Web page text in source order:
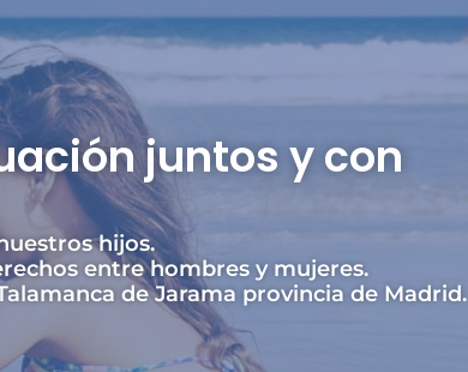
juntos y con
hijos.
entre hombres y mujeres.
de Jarama provincia de Madrid.